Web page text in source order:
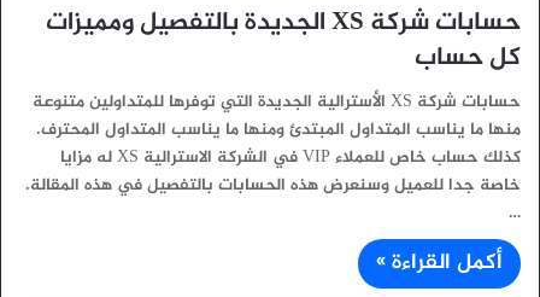
حسابات شركة XS الجديدة بالتفصيل ومميزات
كل حساب
حسابات شركة XS الأسترالية الجديدة التي توفرها للمتداولين متنوعة
منها ما يناسب المتداول المبتدئ ومنها ما يناسب المتداول المحترف.
كذلك حساب خاص للعملاء VIP في الشركة الاسترالية XS له مزايا
خاصة جدا للعميل وسنعرض هذه الحسابات بالتفصيل في هذه المقالة.
…
أكمل القراءة »